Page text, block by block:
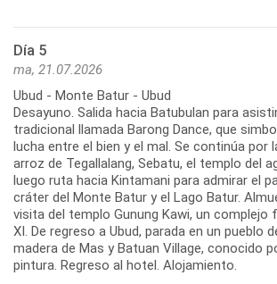
Día 5
ma, 21.07.2026
Ubud - Monte Batur - Ubud
Desayuno. Salida hacia Batubulan para
tradicional llamada Barong Dance, que
lucha entre el bien y el mal. Se continúa por
arroz de Tegallalang, Sebatu, el templo del
luego ruta hacia Kintamani para admirar el
cráter del Monte Batur y el Lago Batur.
visita del templo Gunung Kawi, un complejo
XI. De regreso a Ubud, parada en un pueblo
madera de Mas y Batuan Village, conocido
pintura. Regreso al hotel. Alojamiento.